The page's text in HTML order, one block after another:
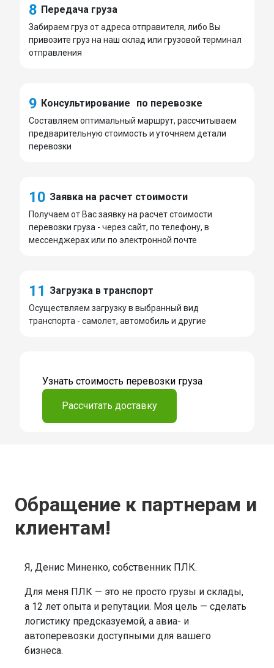
8 Передача груза
Забираем груз от адреса отправителя, либо Вы
привозите груз на наш склад или грузовой терминал
отправления
9 Консультирование по перевозке
Составляем оптимальный маршрут, рассчитываем
предварительную стоимость и уточняем детали
перевозки
10 Заявка на расчет стоимости
Получаем от Вас заявку на расчет стоимости
перевозки груза - через сайт, по телефону, в
мессенджерах или по электронной почте
11 Загрузка в транспорт
Осуществляем загрузку в выбранный вид
транспорта - самолет, автомобиль и другие
Узнать стоимость перевозки груза
Рассчитать доставку
Обращение к партнерам и
клиентам!
Я, Денис Миненко, собственник ПЛК.
Для меня ПЛК — это не просто грузы и склады,
а 12 лет опыта и репутации. Моя цель — сделать
логистику предсказуемой, а авиа- и
автоперевозки доступными для вашего
бизнеса.